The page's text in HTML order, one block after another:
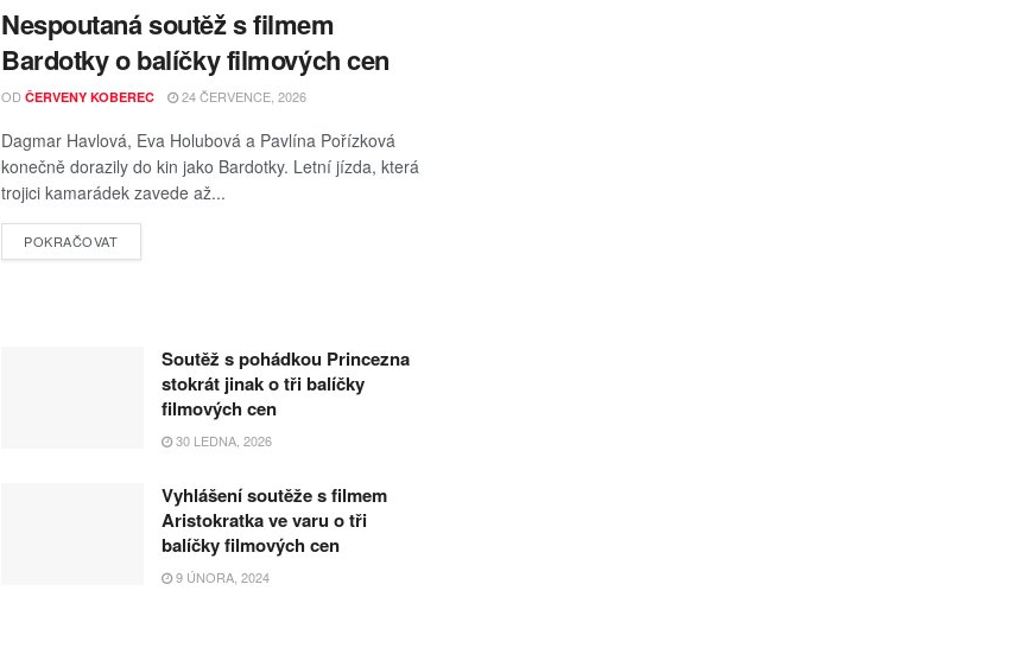
Nespoutaná soutěž s filmem
Bardotky o balíčky filmových cen
OD ČERVENY KOBEREC 24 ČERVENCE, 2026
Dagmar Havlová, Eva Holubová a Pavlína Pořízková
konečně dorazily do kin jako Bardotky. Letní jízda, která
trojici kamarádek zavede až...
POKRAČOVAT
Soutěž s pohádkou Princezna
stokrát jinak o tři balíčky
filmových cen
30 LEDNA, 2026
Vyhlášení soutěže s filmem
Aristokratka ve varu o tři
balíčky filmových cen
9 ÚNORA, 2024